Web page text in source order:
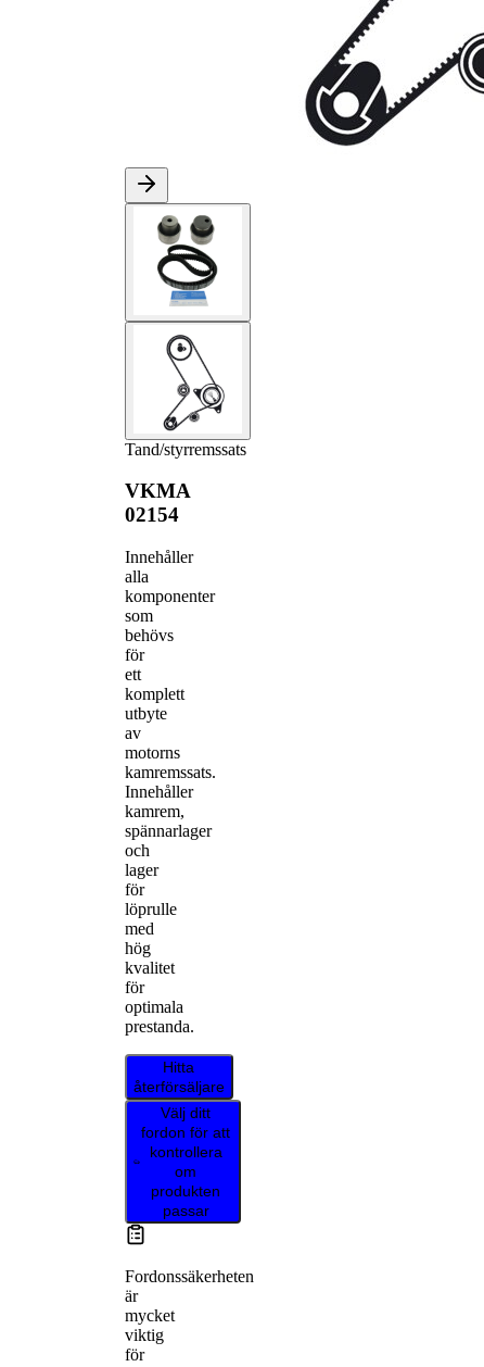
Tand/styrremssats
VKMA
02154
Innehåller
alla
komponenter
som
behövs
för
ett
komplett
utbyte
av
motorns
kamremssats.
Innehåller
kamrem,
spännarlager
och
lager
för
löprulle
med
hög
kvalitet
för
optimala
prestanda.
Hitta
återförsäljare
Välj ditt
fordon för att
kontrollera
om
produkten
passar
Fordonssäkerheten
är
mycket
viktig
för